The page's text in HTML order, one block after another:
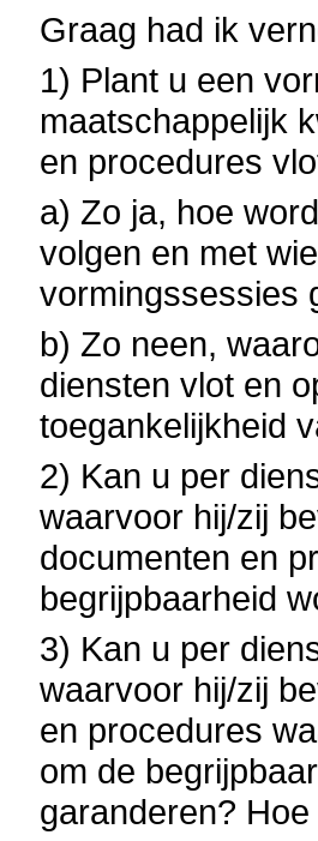
Graag had ik
1) Plant u een
maatschappelijk
en procedures
a) Zo ja, hoe
volgen en met
vormingssessies
b) Zo neen,
diensten vlot en
toegankelijkheid
2) Kan u per
waarvoor hij/zij
documenten en
begrijpbaarheid
3) Kan u per
waarvoor hij/zij
en procedures
om de
garanderen?